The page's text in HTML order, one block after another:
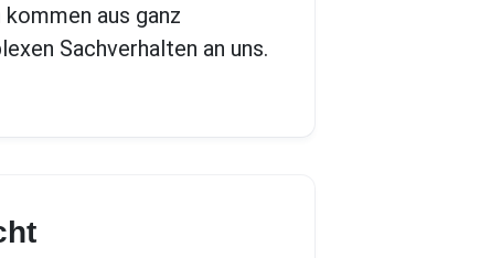
aus ganz
Sachverhalten an uns.